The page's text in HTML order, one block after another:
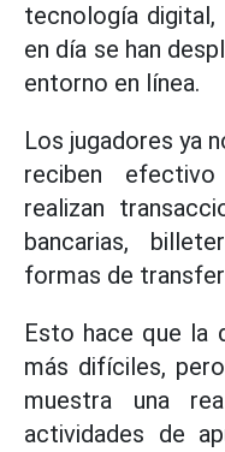
tecnología
en día se han
entorno en línea.
Los jugadores ya
reciben
realizan
bancarias,
formas de
Esto hace que la
más difíciles,
muestra una
actividades de